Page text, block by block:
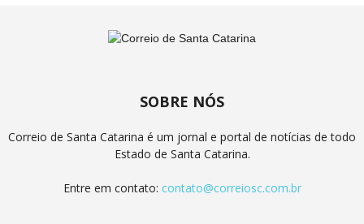
SOBRE NÓS
Correio de Santa Catarina é um jornal e portal de notícias de todo
Estado de Santa Catarina.
Entre em contato: contato@correiosc.com.br